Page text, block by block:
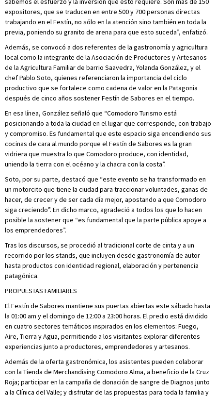
expositores, que se traducen en entre 500 y 700 personas directas
trabajando en el Festín, no sólo en la atención sino también en toda la
previa, poniendo su granito de arena para que esto suceda”, enfatizó.
Además, se convocó a dos referentes de la gastronomía y agricultura
local como la integrante de la Asociación de Productores y Artesanos
de la Agricultura Familiar de barrio Saavedra, Yolanda González, y el
chef Pablo Soto, quienes referenciaron la importancia del ciclo
productivo que se fortalece como cadena de valor en la Patagonia
después de cinco años sostener Festín de Sabores en el tiempo.
En esa línea, González señaló que “Comodoro Turismo está
posicionando a toda la ciudad en el lugar que corresponde, con trabajo
y compromiso. Es fundamental que este espacio siga encendiendo sus
cocinas de cara al mundo porque el Festín de Sabores es la gran
vidriera que muestra lo que Comodoro produce, con identidad,
uniendo la tierra con el océano y la chacra con la costa”.
Soto, por su parte, destacó que “este evento se ha transformado en
un motorcito que tiene la ciudad para traccionar voluntades, ganas de
hacer, de crecer y de ser cada día mejor, apostando a que Comodoro
siga creciendo”. En dicho marco, agradeció a todos los que lo hacen
posible la sostener que “es fundamental que la parte pública apoye a
los emprendedores”.
Tras los discursos, se procedió al tradicional corte de cinta y a un
recorrido por los stands, que incluyen desde gastronomía de autor
hasta productos con identidad regional, elaboración y pertenencia
patagónica.
PROPUESTAS FAMILIARES
El Festín de Sabores mantiene sus puertas abiertas este sábado hasta
la 01:00 am y el domingo de 12:00 a 23:00 horas. El predio está dividido
en cuatro sectores temáticos inspirados en los elementos: Fuego,
Aire, Tierra y Agua, permitiendo a los visitantes explorar diferentes
experiencias junto a productores, emprendedores y artesanos.
Además de la oferta gastronómica, los asistentes pueden colaborar
con la Tienda de Merchandising Comodoro Alma, a beneficio de la Cruz
Roja; participar en la campaña de donación de sangre de Diagnos junto
a la Clínica del Valle; y disfrutar de las propuestas para toda la familia y